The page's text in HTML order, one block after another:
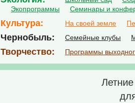
Экопрограммы
Семинары и
Культура На своей земле
Чернобыль Семейные клубы
Творчество Программы